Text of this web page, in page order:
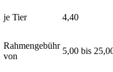
je Tier 4,40
Rahmengebühr
von
5,00 bis